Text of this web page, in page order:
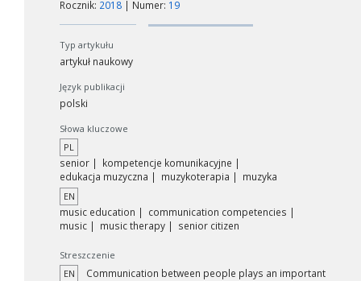
Rocznik: 2018 | Numer: 19
Typ artykułu
artykuł naukowy
Język publikacji
polski
Słowa kluczowe
PL
senior
kompetencje komunikacyjne
edukacja muzyczna
muzykoterapia muzyka
EN
music education
communication competencies
music
music therapy senior citizen
Streszczenie
EN
Communication between people plays an important